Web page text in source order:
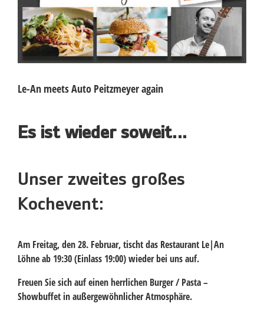
Le-An meets Auto Peitzmeyer again
Es ist wieder soweit…
Unser zweites großes
Kochevent:
Am Freitag, den 28. Februar, tischt das Restaurant Le|An
Löhne ab 19:30 (Einlass 19:00) wieder bei uns auf.
Freuen Sie sich auf einen herrlichen Burger / Pasta –
Showbuffet in außergewöhnlicher Atmosphäre.